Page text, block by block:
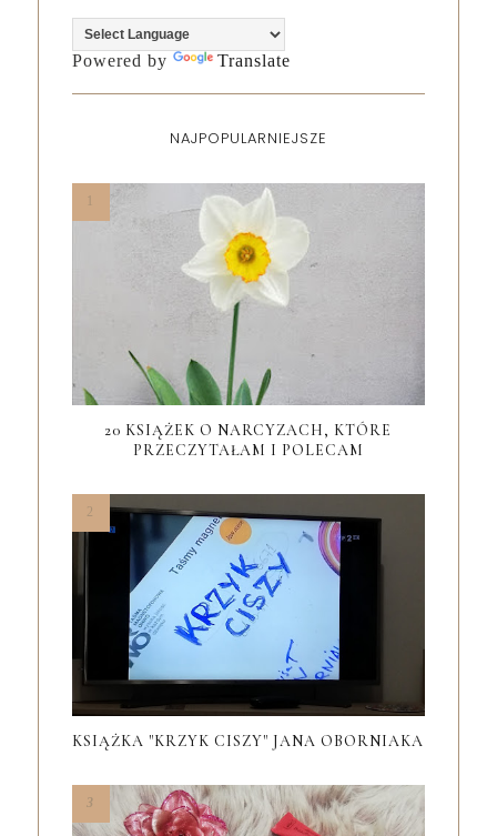
Powered by Translate
NAJPOPULARNIEJSZE
20 KSIĄŻEK O NARCYZACH, KTÓRE
PRZECZYTAŁAM I POLECAM
KSIĄŻKA "KRZYK CISZY" JANA OBORNIAKA